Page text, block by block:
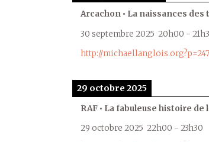
Arcachon • La naissances
30 septembre 2025 20h00 -
http://
29 octobre 2025
RAF • La fabuleuse histoire de
29 octobre 2025 22h00 - 23h30